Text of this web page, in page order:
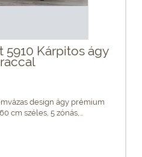
5910 Kárpitos ágy
design ágy prémium
cm széles, 5 zónás,...